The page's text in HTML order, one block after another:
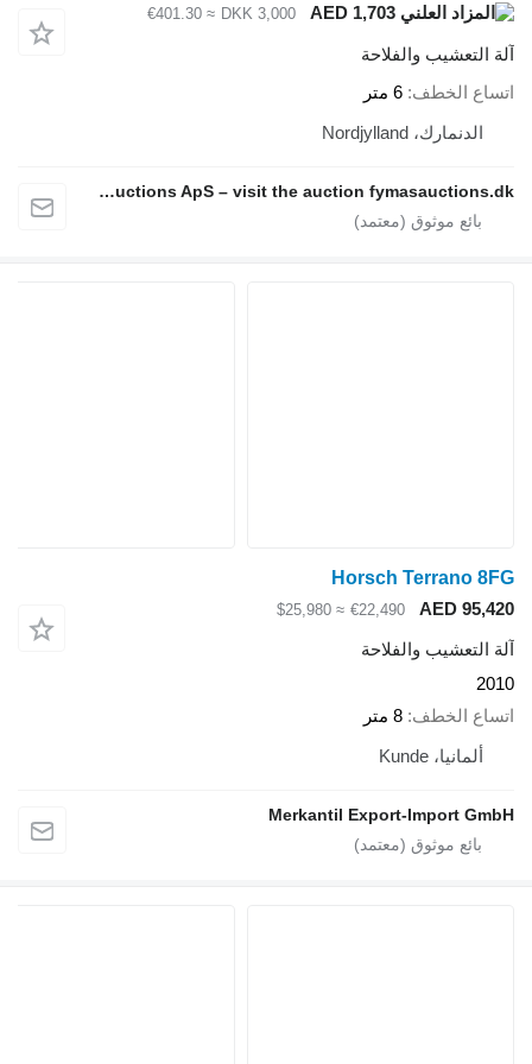
DKK 3,000
≈ €401.30
والفلاحة
الخطف 6 متر
الدنمارك، Nordjylland
Fymas Auctions ApS – visit the auction fymasauctions.dk
Horsch Terrano
AED
€22,490
≈ $25,980
والفلاحة
الخطف 8 متر
ألمانيا، Kunde
Merkantil Export-Import